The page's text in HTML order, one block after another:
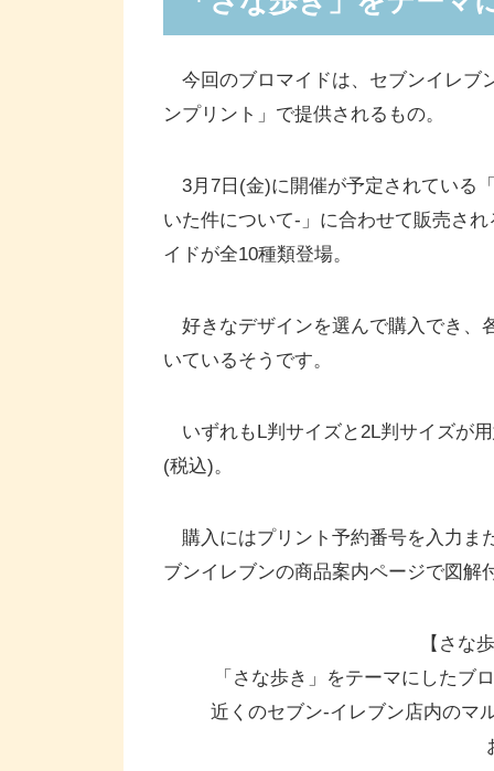
今回のブロマイドは、セブンイレブ
ンプリント」で提供されるもの。
3月7日(金)に開催が予定されている
いた件について-」に合わせて販売さ
イドが全10種類登場。
好きなデザインを選んで購入でき、
いているそうです。
いずれもL判サイズと2L判サイズが
(税込)。
購入にはプリント予約番号を入力ま
ブンイレブンの商品案内ページで図解
【さな
「さな歩き」をテーマにしたブ
近くのセブン‐イレブン店内の